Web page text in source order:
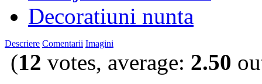
Decoratiuni nunta
Descriere Comentarii Imagini
(12 votes, average: 2.50